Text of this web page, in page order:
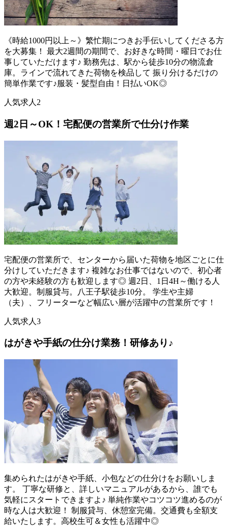
《時給1000円以上～》繁忙期につきお手伝いしてくださる方
を大募集！ 最大2週間の期間で、お好きな時間・曜日でお仕
事していただけます♪ 勤務先は、駅から徒歩10分の物流倉
庫。ラインで流れてきた荷物を検品して 振り分けるだけの
簡単作業です♪服装・髪型自由！日払いOK◎
人気求人2
週2日～OK！宅配便の営業所で仕分け作業
宅配便の営業所で、センターから届いた荷物を地区ごとに仕
分けしていただきます♪ 複雑なお仕事ではないので、初心者
の方や未経験の方も歓迎します◎ 週2日、1日4H～働ける人
大歓迎。制服貸与。八王子駅徒歩10分。 学生や主婦
（夫）、フリーターなど幅広い層が活躍中の営業所です！
人気求人3
はがきや手紙の仕分け業務！研修あり♪
集められたはがきや手紙、小包などの仕分けをお願いしま
す。 丁寧な研修と、詳しいマニュアルがあるから、誰でも
気軽にスタートできますよ♪ 単純作業やコツコツ進めるのが
時な人は大歓迎！ 制服貸与、休憩室完備。交通費も全額支
給いたします。高校生可＆女性も活躍中◎